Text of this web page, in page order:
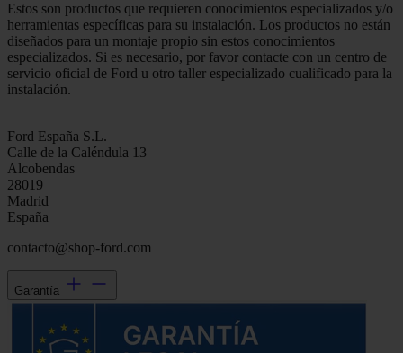
Estos son productos que requieren conocimientos especializados y/o
herramientas específicas para su instalación. Los productos no están
diseñados para un montaje propio sin estos conocimientos
especializados. Si es necesario, por favor contacte con un centro de
servicio oficial de Ford u otro taller especializado cualificado para la
instalación.
Ford España S.L.
Calle de la Caléndula 13
Alcobendas
28019
Madrid
España
contacto@shop-ford.com
Garantía